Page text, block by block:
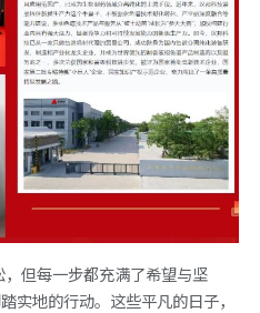
但每一步都充满了希望与坚
实地的行动。这些平凡的日子，